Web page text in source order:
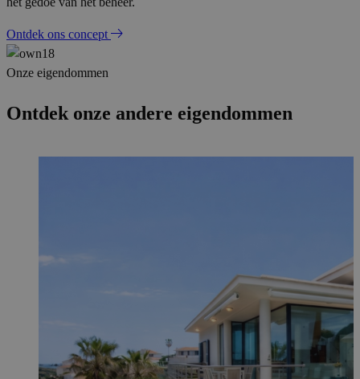
Ontdek ons concept
Onze eigendommen
Ontdek onze andere eigendommen